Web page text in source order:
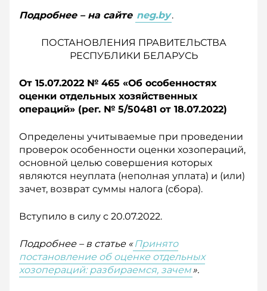
Подробнее – на сайте neg.by.
ПОСТАНОВЛЕНИЯ ПРАВИТЕЛЬСТВА
РЕСПУБЛИКИ БЕЛАРУСЬ
От 15.07.2022 № 465 «Об особенностях
оценки отдельных хозяйственных
операций» (рег. № 5/50481 от 18.07.2022)
Определены учитываемые при проведении
проверок особенности оценки хозопераций,
основной целью совершения которых
являются неуплата (неполная уплата) и (или)
зачет, возврат суммы налога (сбора).
Вступило в силу с 20.07.2022.
Подробнее – в статье « Принято
постановление об оценке отдельных
хозопераций: разбираемся, зачем».